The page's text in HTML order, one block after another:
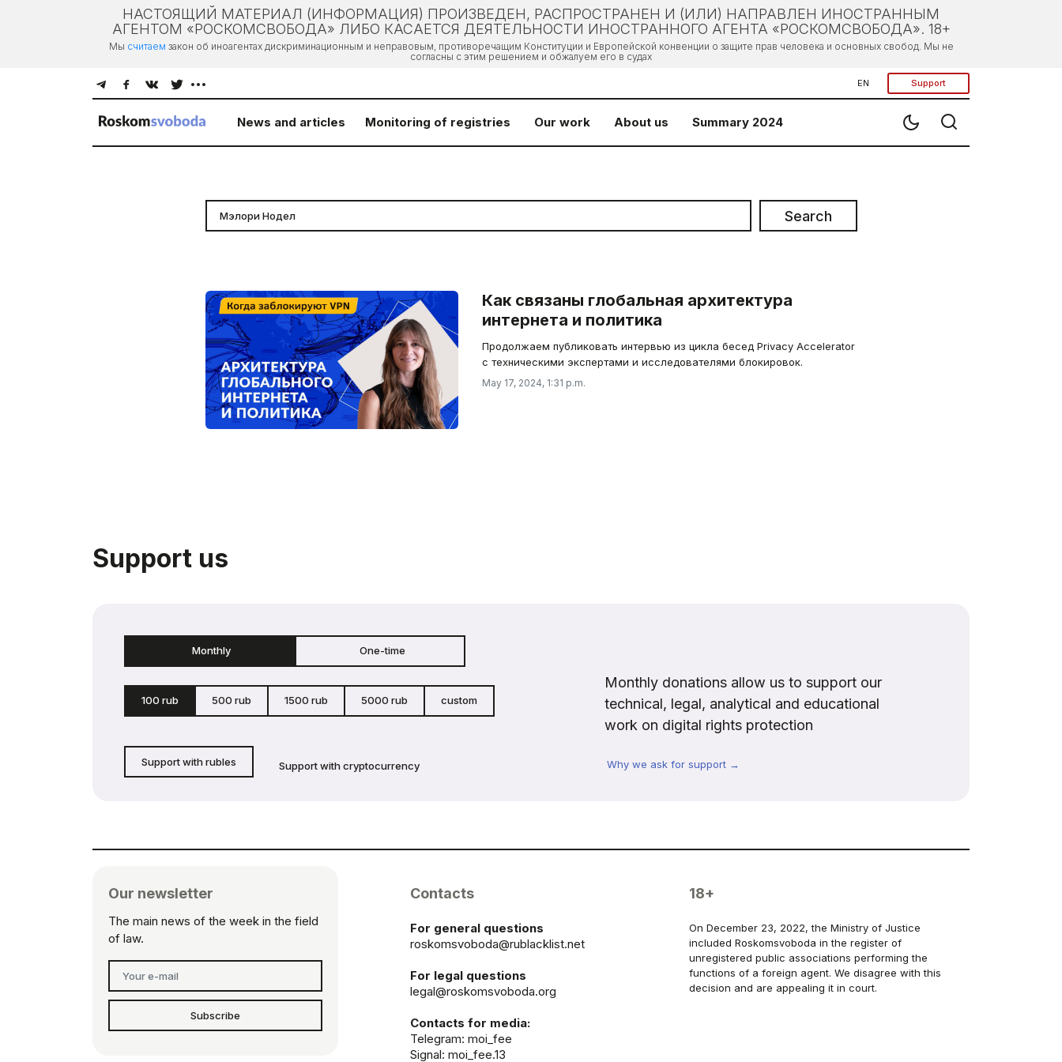
НАСТОЯЩИЙ МАТЕРИАЛ (ИНФОРМАЦИЯ) ПРОИЗВЕДЕН, РАСПРОСТРАНЕН И (ИЛИ) НАПРАВЛЕН ИНОСТРАННЫМ
АГЕНТОМ «РОСКОМСВОБОДА» ЛИБО КАСАЕТСЯ ДЕЯТЕЛЬНОСТИ ИНОСТРАННОГО АГЕНТА «РОСКОМСВОБОДА». 18+
Мы считаем закон об иноагентах дискриминационным и неправовым, противоречащим Конституции и Европейской конвенции о защите прав человека и основных свобод. Мы не
согласны с этим решением и обжалуем его в судах
EN Support
News and articles Monitoring of registries Our work About us Summary 2024
Search
Как связаны глобальная архитектура
интернета и политика
Продолжаем публиковать интервью из цикла бесед Privacy Accelerator
с техническими экспертами и исследователями блокировок.
May 17, 2024, 1:31 p.m.
Support us
Monthly One-time
100 rub 500 rub 1500 rub 5000 rub custom
Support with rubles Support with cryptocurrency
Monthly donations allow us to support our
technical, legal, analytical and educational
work on digital rights protection
Why we ask for support →
Our newsletter
The main news of the week in the field
of law.
Subscribe
Contacts
For general questions
roskomsvoboda@rublacklist.net
For legal questions
legal@roskomsvoboda.org
Contacts for media:
Telegram: moi_fee
Signal: moi_fee.13
18+
On December 23, 2022, the Ministry of Justice
included Roskomsvoboda in the register of
unregistered public associations performing the
functions of a foreign agent. We disagree with this
decision and are appealing it in court.